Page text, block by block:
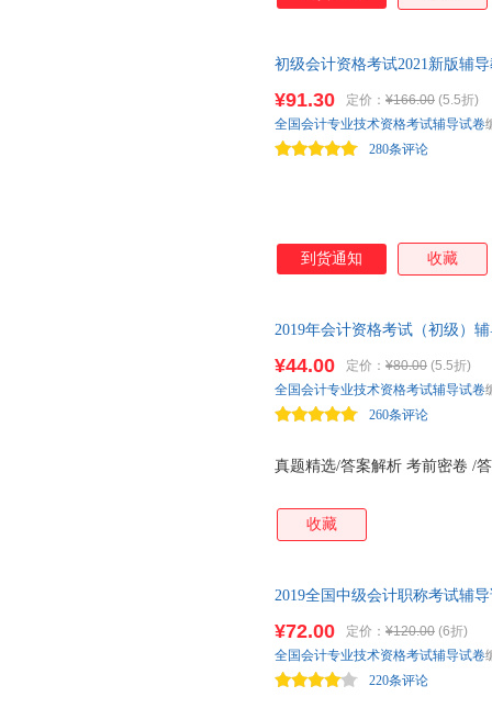
初级会计资格考试2021新版辅
¥91.30 定价： ¥166.00 (5.5折)
280条评论
全国会计专业技术资格考试辅导试卷
到货通知 收藏
2019年会计资格考试（初级）
真题精选/答案解析 考前密卷 /
¥44.00 定价： ¥80.00 (5.5折)
260条评论
全国会计专业技术资格考试辅导试卷
收藏
2019全国中级会计职称考试辅
¥72.00 定价： ¥120.00 (6折)
220条评论
全国会计专业技术资格考试辅导试卷